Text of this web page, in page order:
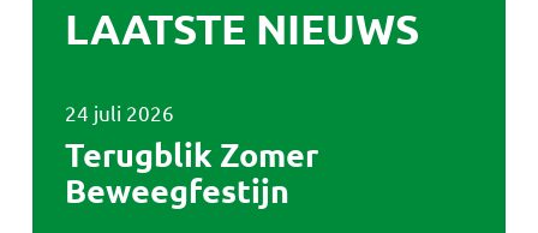
LAATSTE NIEUWS
Zomer
Beweegfestijn
24 juli 2026
Terugblik Zomer
Beweegfestijn